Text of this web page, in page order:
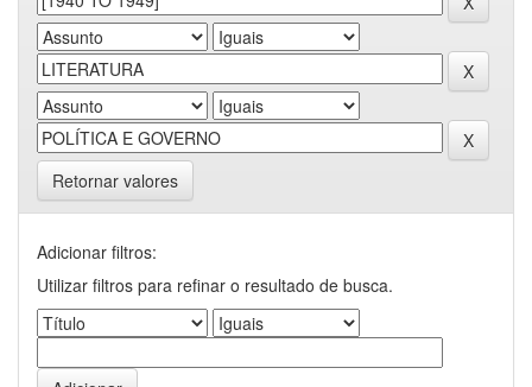
Retornar valores
Adicionar filtros:
Utilizar filtros para refinar o resultado de busca.